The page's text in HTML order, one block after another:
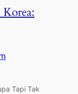
Tapi Tak